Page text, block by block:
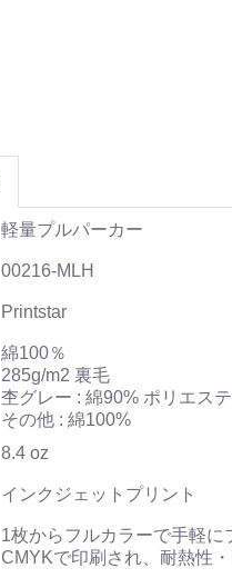
軽量プルパーカー
00216-MLH
Printstar
綿100％
285g/m2 裏毛
杢グレー : 綿90% ポリエス
その他 : 綿100%
8.4 oz
インクジェットプリント
1枚からフルカラーで手軽
CMYKで印刷され、耐熱性